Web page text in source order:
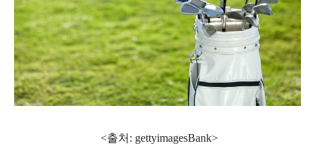
<출처: gettyimagesBank>